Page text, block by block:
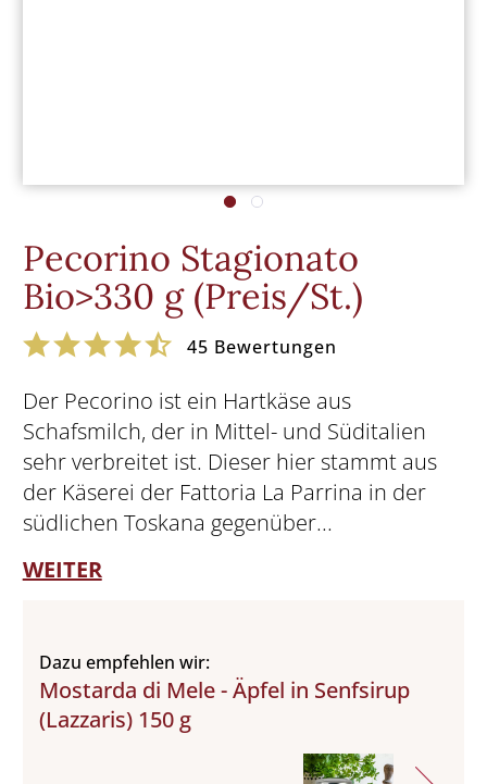
Pecorino Stagionato
Bio>330 g (Preis/St.)
45 Bewertungen
Der Pecorino ist ein Hartkäse aus
Schafsmilch, der in Mittel- und Süditalien
sehr verbreitet ist. Dieser hier stammt aus
der Käserei der Fattoria La Parrina in der
südlichen Toskana gegenüber...
WEITER
Dazu empfehlen wir:
Mostarda di Mele - Äpfel in Senfsirup
(Lazzaris) 150 g